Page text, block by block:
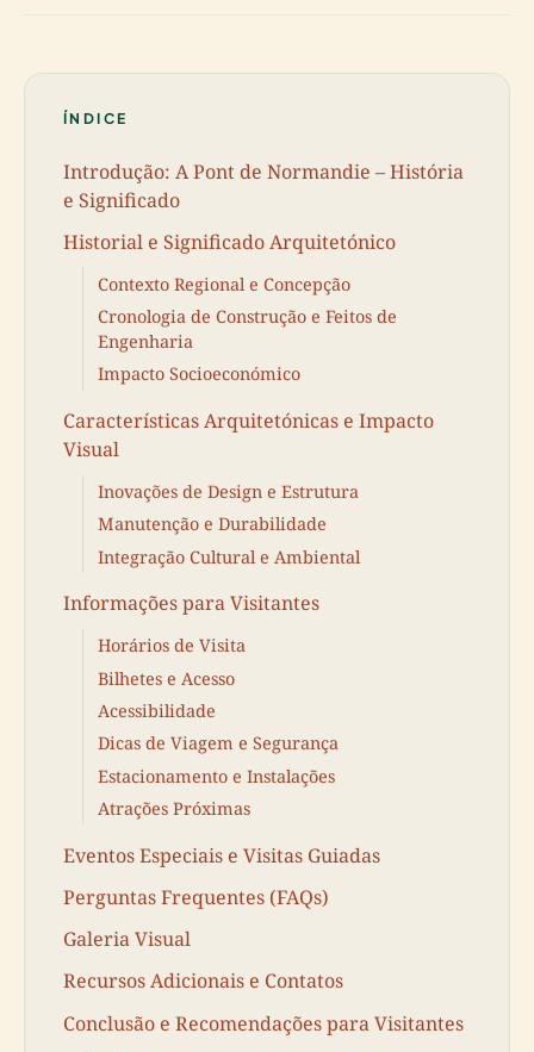
ÍNDICE
Introdução: A Pont de Normandie – História
e Significado
Historial e Significado Arquitetónico
Contexto Regional e Concepção
Cronologia de Construção e Feitos de
Engenharia
Impacto Socioeconómico
Características Arquitetónicas e Impacto
Visual
Inovações de Design e Estrutura
Manutenção e Durabilidade
Integração Cultural e Ambiental
Informações para Visitantes
Horários de Visita
Bilhetes e Acesso
Acessibilidade
Dicas de Viagem e Segurança
Estacionamento e Instalações
Atrações Próximas
Eventos Especiais e Visitas Guiadas
Perguntas Frequentes (FAQs)
Galeria Visual
Recursos Adicionais e Contatos
Conclusão e Recomendações para Visitantes